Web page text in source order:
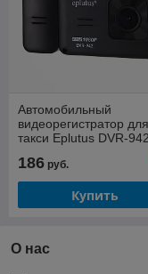
Автомобильный
видеорегистратор для
такси Eplutus DVR-942
(FullHD, Wi-Fi, 3
SD до 256Gb)
186 руб.
Купить
О нас